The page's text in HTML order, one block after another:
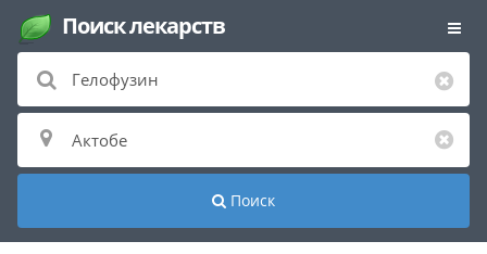
Поиск лекарств
Поиск